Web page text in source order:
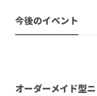
今後のイベント
オーダーメイド型